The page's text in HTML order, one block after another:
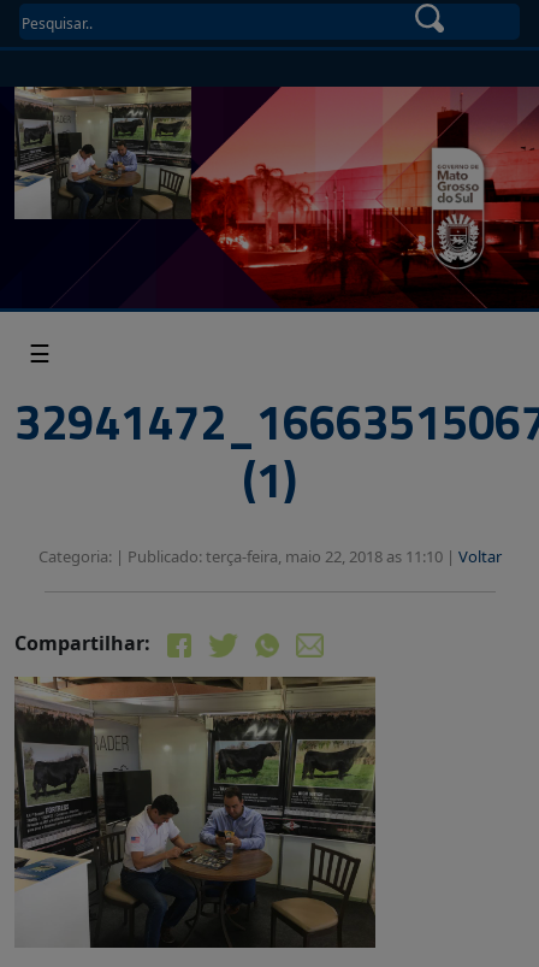
☰
(1)
Categoria: | Publicado: terça-feira, maio 22, 2018 as 11:10 | Voltar
Compartilhar: